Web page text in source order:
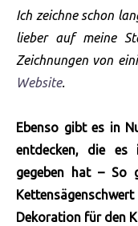
Ich zeichne schon
lieber auf meine
Zeichnungen von
Website.
Ebenso gibt es in
entdecken, die es
gegeben hat – So
Dekoration für den